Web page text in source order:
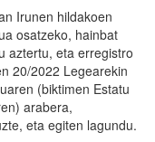
Irunen hildakoen
osatzeko, hainbat
aztertu, eta erregistro
20/2022 Legearekin
(biktimen Estatu
arabera,
eta egiten lagundu.